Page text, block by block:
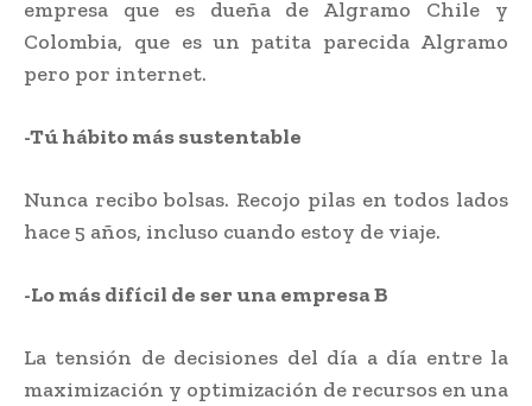
empresa que es dueña de Algramo Chile y
Colombia, que es un patita parecida Algramo
pero por internet.
-Tú hábito más sustentable
Nunca recibo bolsas. Recojo pilas en todos lados
hace 5 años, incluso cuando estoy de viaje.
-Lo más difícil de ser una empresa B
La tensión de decisiones del día a día entre la
maximización y optimización de recursos en una